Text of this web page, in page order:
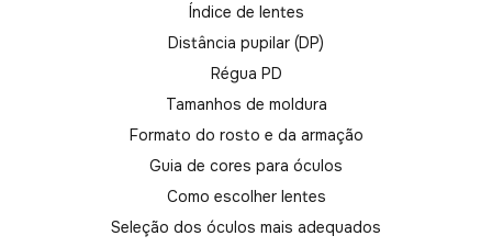
Índice de lentes
Distância pupilar (DP)
Régua PD
Tamanhos de moldura
Formato do rosto e da armação
Guia de cores para óculos
Como escolher lentes
Seleção dos óculos mais adequados